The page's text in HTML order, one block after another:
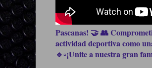
Pascanas! 🤝 👥
actividad deportiva como
🔹▫️¡Unite a nuestra gran